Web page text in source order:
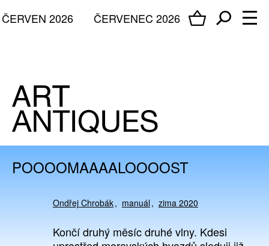
ČERVENEC 2026
ČERVEN 2026
POOOOMAAAALOOOOST
Ondřej Chrobák manuál zima 2020
Končí druhý měsíc druhé vlny. Kdesi